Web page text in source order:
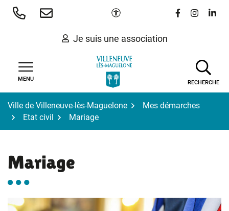
Aller
Paramètres d'accessibilité
Lien vers le
Lien vers
Lien
Je suis une association
MENU
RECHERCHE
Ville de Villeneuve-lès-Maguelone
Mes démarches
Etat civil
Mariage
Mariage